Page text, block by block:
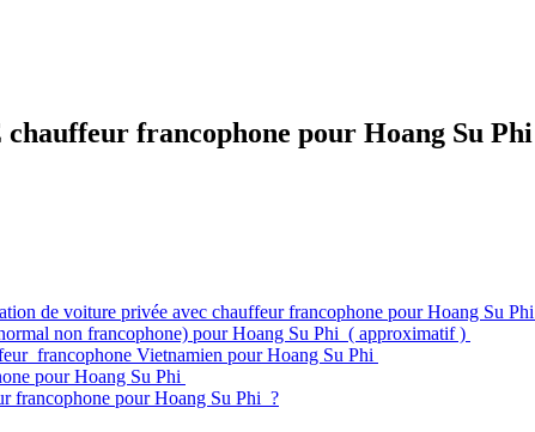
francophone pour Hoang Su Phi
de voiture privée avec chauffeur francophone pour Hoang Su Phi
non francophone) pour Hoang Su Phi ( approximatif )
francophone Vietnamien pour Hoang Su Phi
pour Hoang Su Phi
francophone pour Hoang Su Phi ?